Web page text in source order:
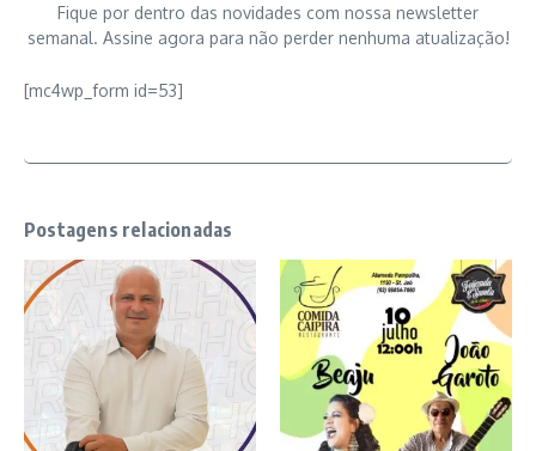
Fique por dentro das novidades com nossa newsletter
semanal. Assine agora para não perder nenhuma atualização!
[mc4wp_form id=53]
Postagens relacionadas